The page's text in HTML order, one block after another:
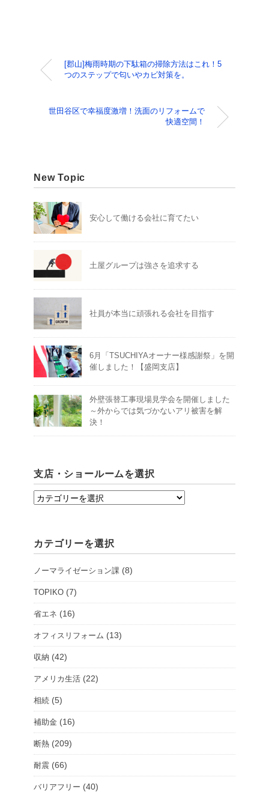
[郡山]梅雨時期の下駄箱の掃除方法はこれ！5
つのステップで匂いやカビ対策を。
世田谷区で幸福度激増！洗面のリフォームで
快適空間！
New Topic
安心して働ける会社に育てたい
土屋グループは強さを追求する
社員が本当に頑張れる会社を目指す
6月「TSUCHIYAオーナー様感謝祭」を開
催しました！【盛岡支店】
外壁張替工事現場見学会を開催しました
～外からでは気づかないアリ被害を解
決！
支店・ショールームを選択
支
ョ
ル
ー
を
選
択
カテゴリーを選択
ノーマライゼーション課 (8)
TOPIKO (7)
省エネ (16)
オフィスリフォーム (13)
収納 (42)
アメリカ生活 (22)
相続 (5)
補助金 (16)
断熱 (209)
耐震 (66)
バリアフリー (40)